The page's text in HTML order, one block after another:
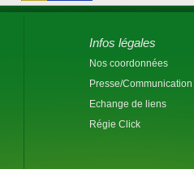
Infos légales
Nos coordonnées
Presse/Communication
Echange de liens
Régie Click